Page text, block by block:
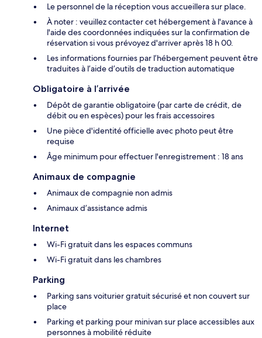
Le personnel de la réception vous accueillera sur place.
À noter : veuillez contacter cet hébergement à l'avance à
l'aide des coordonnées indiquées sur la confirmation de
réservation si vous prévoyez d'arriver après 18 h 00.
Les informations fournies par l’hébergement peuvent être
traduites à l’aide d’outils de traduction automatique
Obligatoire à l’arrivée
Dépôt de garantie obligatoire (par carte de crédit, de
débit ou en espèces) pour les frais accessoires
Une pièce d'identité officielle avec photo peut être
requise
Âge minimum pour effectuer l'enregistrement : 18 ans
Animaux de compagnie
Animaux de compagnie non admis
Animaux d’assistance admis
Internet
Wi-Fi gratuit dans les espaces communs
Wi-Fi gratuit dans les chambres
Parking
Parking sans voiturier gratuit sécurisé et non couvert sur
place
Parking et parking pour minivan sur place accessibles aux
personnes à mobilité réduite